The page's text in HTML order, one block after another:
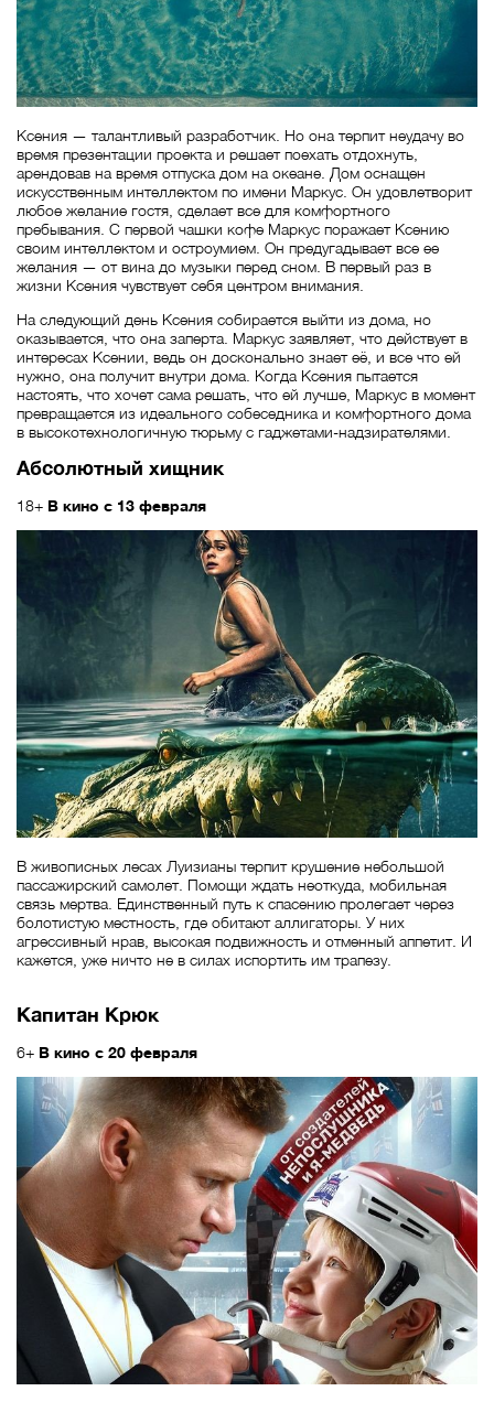
Ксения — талантливый разработчик. Но она терпит неудачу во
время презентации проекта и решает поехать отдохнуть,
арендовав на время отпуска дом на океане. Дом оснащен
искусственным интеллектом по имени Маркус. Он удовлетворит
любое желание гостя, сделает все для комфортного
пребывания. С первой чашки кофе Маркус поражает Ксению
своим интеллектом и остроумием. Он предугадывает все ее
желания — от вина до музыки перед сном. В первый раз в
жизни Ксения чувствует себя центром внимания.
На следующий день Ксения собирается выйти из дома, но
оказывается, что она заперта. Маркус заявляет, что действует в
интересах Ксении, ведь он досконально знает её, и все что ей
нужно, она получит внутри дома. Когда Ксения пытается
настоять, что хочет сама решать, что ей лучше, Маркус в момент
превращается из идеального собеседника и комфортного дома
в высокотехнологичную тюрьму с гаджетами-надзирателями.
Абсолютный хищник
18+ В кино с 13 февраля
В живописных лесах Луизианы терпит крушение небольшой
пассажирский самолет. Помощи ждать неоткуда, мобильная
связь мертва. Единственный путь к спасению пролегает через
болотистую местность, где обитают аллигаторы. У них
агрессивный нрав, высокая подвижность и отменный аппетит. И
кажется, уже ничто не в силах испортить им трапезу.
Капитан Крюк
6+ В кино с 20 февраля